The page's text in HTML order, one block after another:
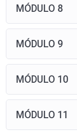
MÓDULO 8
MÓDULO 9
MÓDULO 10
MÓDULO 11